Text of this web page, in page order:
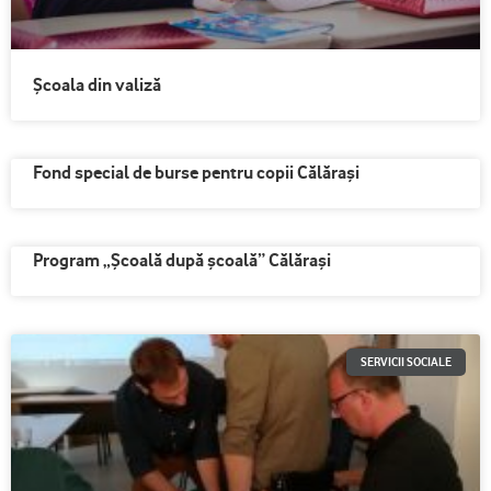
Școala din valiză
Fond special de burse pentru copii Călărași
Program „Şcoală după şcoală” Călărași
SERVICII SOCIALE